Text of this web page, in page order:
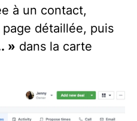
à un contact,
détaillée, puis
» dans la carte